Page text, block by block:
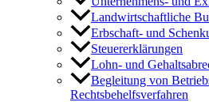
Landwirtschaftliche
Erbschaft- und
Steuererklärungen
Lohn- und
Begleitung von
Rechtsbehelfsverfahren